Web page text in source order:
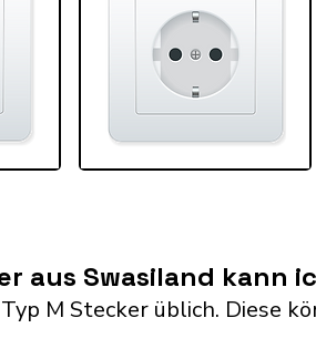
aus Swasiland kann
M Stecker üblich. Diese